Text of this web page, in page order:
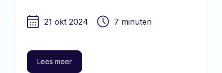
21 okt 2024 7 minuten
Lees meer